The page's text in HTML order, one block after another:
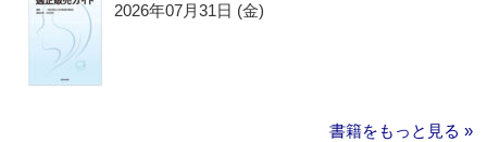
2026年07月31日 (金)
書籍をもっと見る »